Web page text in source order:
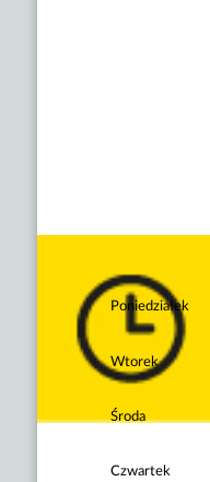
Poniedziałek
Wtorek
Środa
Czwartek